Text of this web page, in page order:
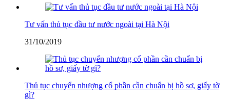
Tư vấn thủ tục đầu tư nước ngoài tại Hà Nội
31/10/2019
Thủ tục chuyển nhượng cổ phần cần chuẩn bị hồ sơ, giấy tờ
gì?